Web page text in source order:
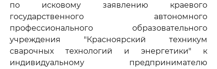
по исковому заявлению краевого
государственного автономного
профессионального образовательного
учреждения "Красноярский техникум
сварочных технологий и энергетики" к
индивидуальному предпринимателю